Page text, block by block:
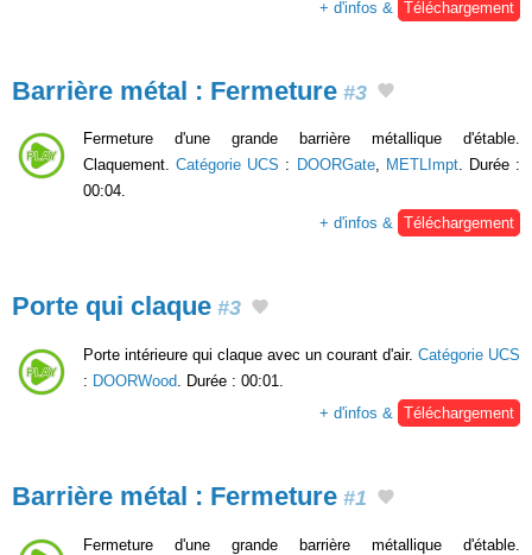
+ d'infos &
Téléchargement
Barrière métal : Fermeture #3
Fermeture d'une grande barrière métallique d'étable.
Claquement.Catégorie UCS : DOORGate, METLImpt. Durée :
00:04.
+ d'infos & Téléchargement
Porte qui claque #3
Porte intérieure qui claque avec un courant d'air. Catégorie UCS
: DOORWood . Durée : 00:01.
+ d'infos &
Téléchargement
Barrière métal : Fermeture #1
Fermeture d'une grande barrière métallique d'étable.